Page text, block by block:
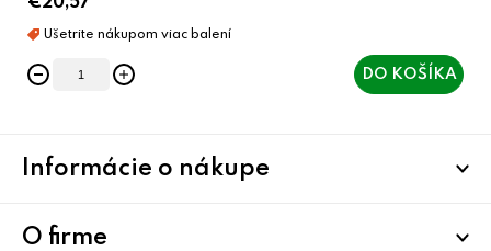
DO KOŠÍKA
Informácie o nákupe
O firme